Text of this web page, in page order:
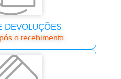
DEVOLUÇÕES
o recebimento